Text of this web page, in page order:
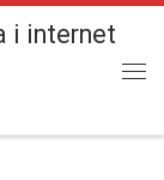
i internet